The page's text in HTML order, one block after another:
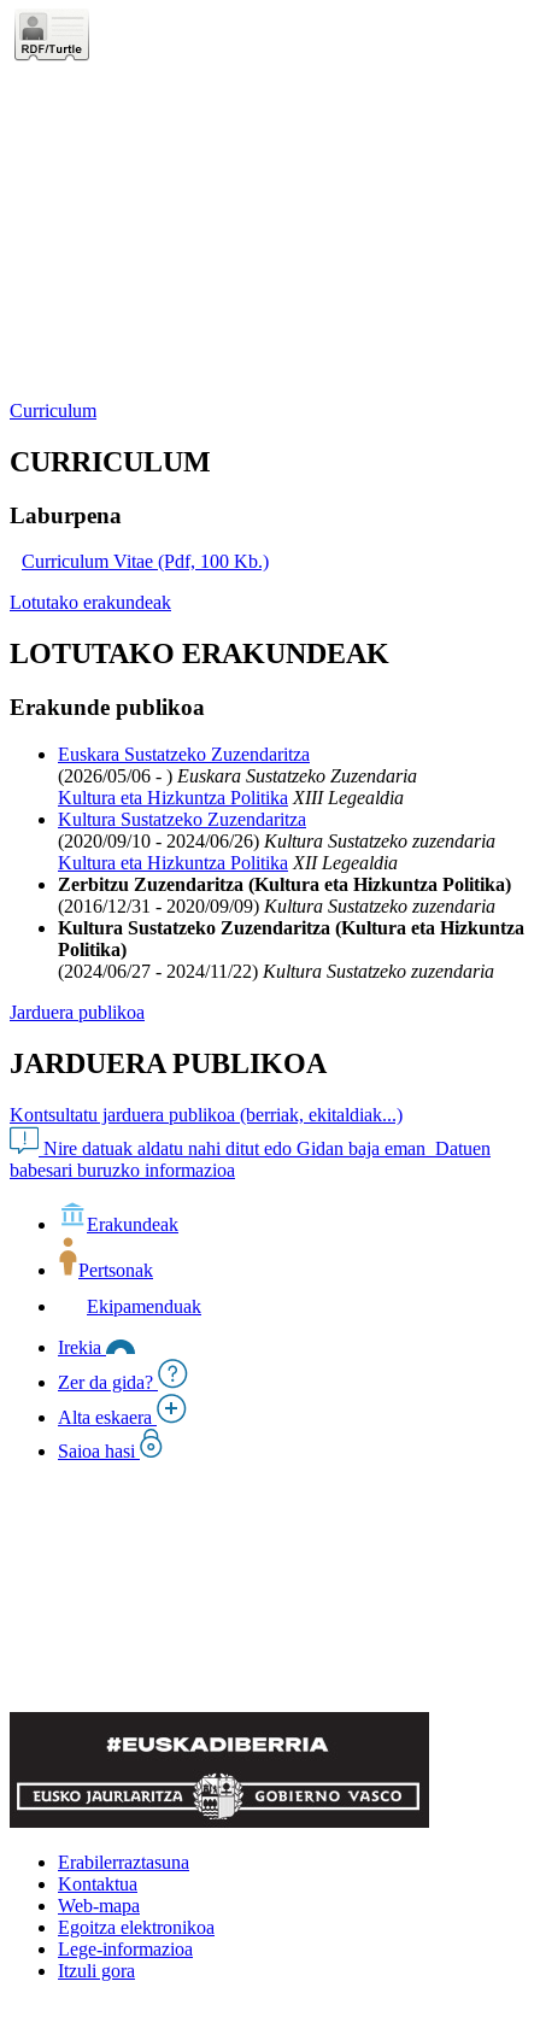
Curriculum
CURRICULUM
Laburpena
Curriculum Vitae (Pdf, 100 Kb.)
Lotutako erakundeak
LOTUTAKO ERAKUNDEAK
Erakunde publikoa
Euskara Sustatzeko Zuzendaritza
(2026/05/06 - ) Euskara Sustatzeko Zuzendaria
Kultura eta Hizkuntza Politika XIII Legealdia
Kultura Sustatzeko Zuzendaritza
(2020/09/10 - 2024/06/26) Kultura Sustatzeko zuzendaria
Kultura eta Hizkuntza Politika XII Legealdia
Zerbitzu Zuzendaritza (Kultura eta Hizkuntza Politika)
(2016/12/31 - 2020/09/09) Kultura Sustatzeko zuzendaria
Kultura Sustatzeko Zuzendaritza (Kultura eta Hizkuntza
Politika)
(2024/06/27 - 2024/11/22) Kultura Sustatzeko zuzendaria
Jarduera publikoa
JARDUERA PUBLIKOA
Kontsultatu jarduera publikoa (berriak, ekitaldiak...)
Nire datuak aldatu nahi ditut edo Gidan baja eman Datuen
babesari buruzko informazioa
Erakundeak
Pertsonak
Ekipamenduak
Irekia
Zer da gida?
Alta eskaera
Saioa hasi
Erabilerraztasuna
Kontaktua
Web-mapa
Egoitza elektronikoa
Lege-informazioa
Itzuli gora